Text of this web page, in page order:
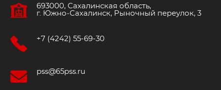
693000, Сахалинская область,
г. Южно‐Сахалинск, Рыночный переулок, 3
+7 (4242) 55-69-30
pss@65pss.ru